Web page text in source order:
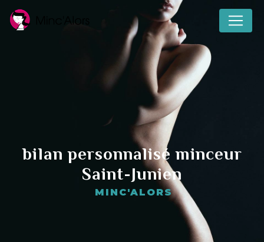
bilan personnalisé minceur
Saint-Junien
MINC'ALORS
Panneau de gestion des cookies